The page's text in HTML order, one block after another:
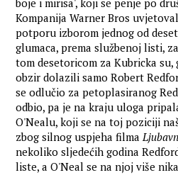
boje i mirisa', koji se penje po
Kompanija Warner Bros
potporu izborom jednog od
glumaca, prema službenoj listi,
tom desetoricom za Kubricka su,
obzir dolazili samo Robert
se odlučio za petoplasiranog
odbio, pa je na kraju uloga
O'Nealu, koji se na toj poziciji
zbog silnog uspjeha filma
nekoliko sljedećih godina
liste, a O'Neal se na njoj više